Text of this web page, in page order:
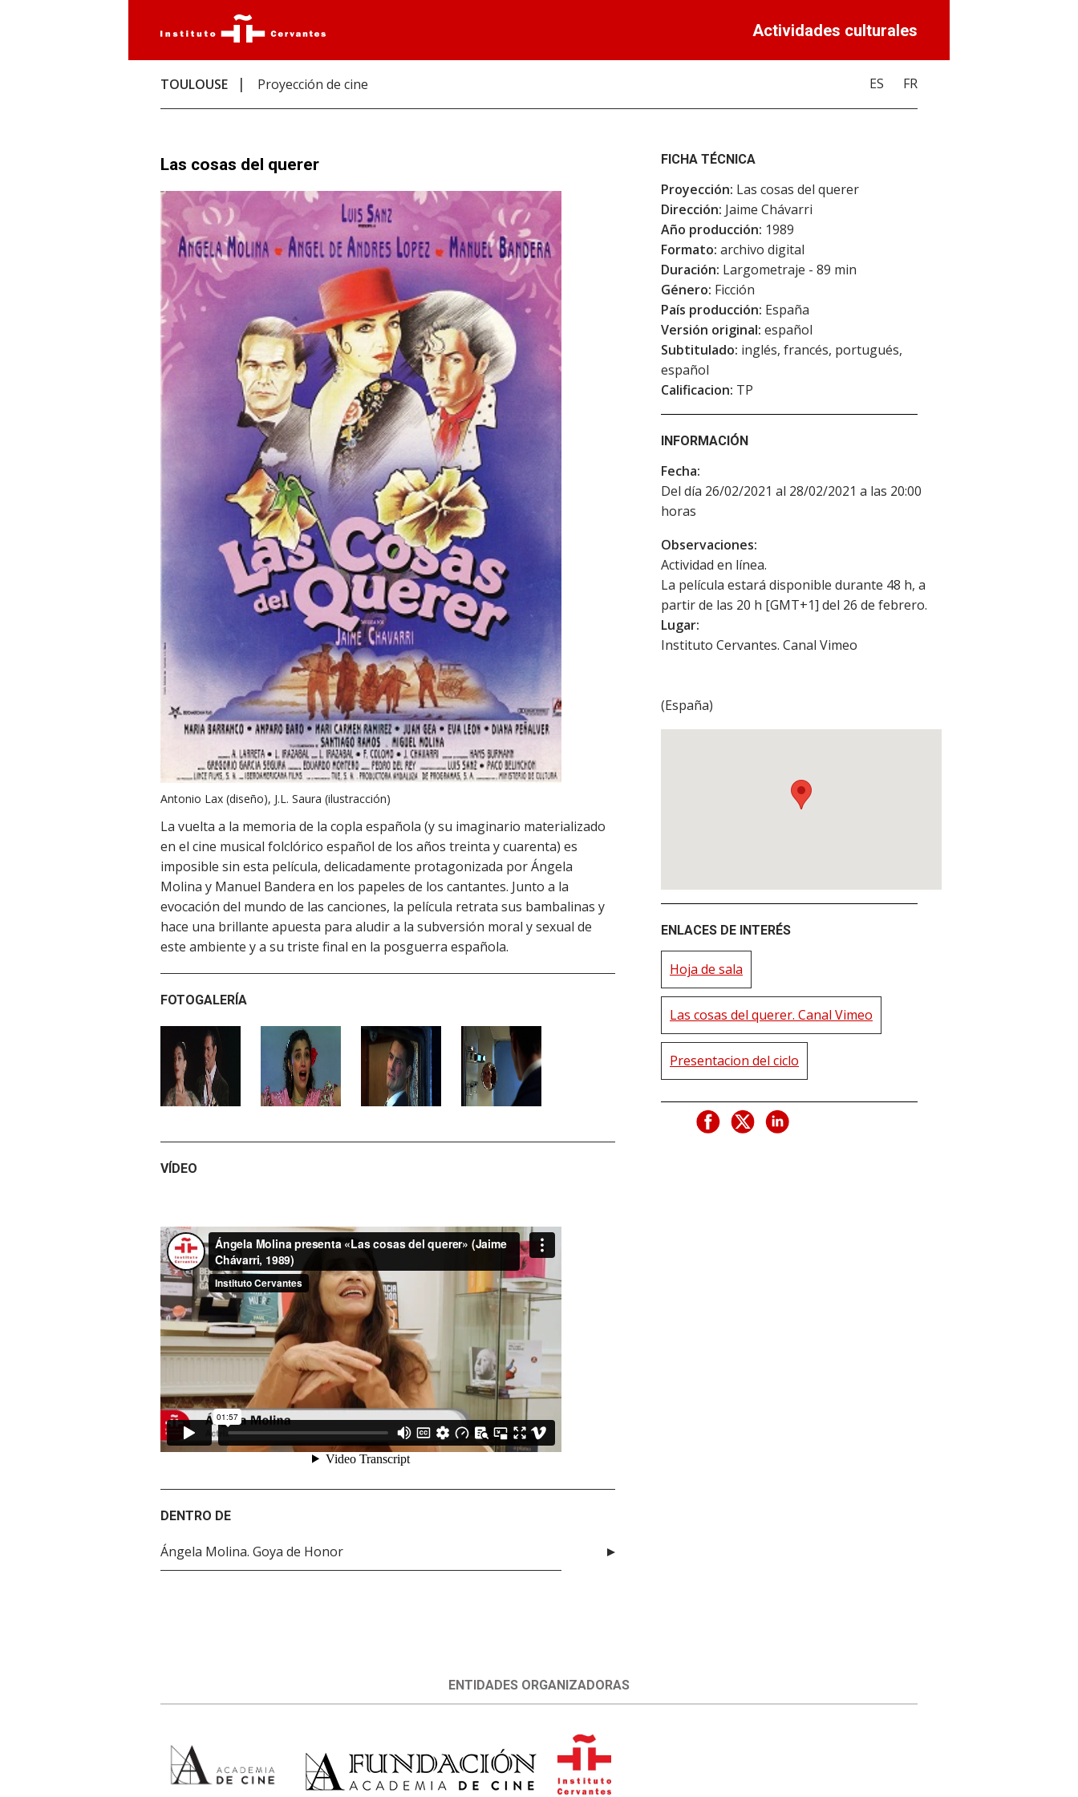
Actividades culturales
TOULOUSE Proyección de cine ES FR
Las cosas del querer
Antonio Lax (diseño), J.L. Saura (ilustracción)
La vuelta a la memoria de la copla española (y su imaginario materializado
en el cine musical folclórico español de los años treinta y cuarenta) es
imposible sin esta película, delicadamente protagonizada por Ángela
Molina y Manuel Bandera en los papeles de los cantantes. Junto a la
evocación del mundo de las canciones, la película retrata sus bambalinas y
hace una brillante apuesta para aludir a la subversión moral y sexual de
este ambiente y a su triste final en la posguerra española.
FOTOGALERÍA
VÍDEO
DENTRO DE
Ángela Molina. Goya de Honor
FICHA TÉCNICA
Proyección: Las cosas del querer
Dirección: Jaime Chávarri
Año producción: 1989
Formato: archivo digital
Duración: Largometraje - 89 min
Género: Ficción
País producción: España
Versión original: español
Subtitulado: inglés, francés, portugués,
español
Calificacion: TP
INFORMACIÓN
Fecha:
Del día 26/02/2021 al 28/02/2021 a las 20:00
horas
Observaciones:
Actividad en línea.
La película estará disponible durante 48 h, a
partir de las 20 h [GMT+1] del 26 de febrero.
Lugar:
Instituto Cervantes. Canal Vimeo
(España)
ENLACES DE INTERÉS
Hoja de sala
Las cosas del querer. Canal Vimeo
Presentacion del ciclo
ENTIDADES ORGANIZADORAS